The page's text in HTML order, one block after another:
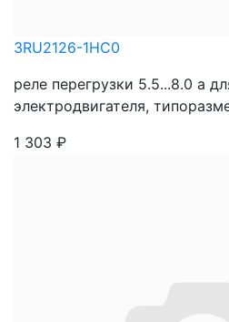
3RU2126-1HC0
реле перегрузки 5.5...8.0 a
электродвигателя,
1 303 ₽